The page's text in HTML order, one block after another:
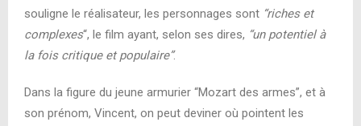
souligne le réalisateur, les personnages sont “riches et
complexes“, le film ayant, selon ses dires, “un potentiel à
la fois critique et populaire”.
Dans la figure du jeune armurier “Mozart des armes”, et à
son prénom, Vincent, on peut deviner où pointent les